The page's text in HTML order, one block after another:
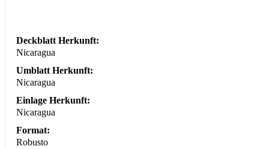
Deckblatt Herkunft:
Nicaragua
Umblatt Herkunft:
Nicaragua
Einlage Herkunft:
Nicaragua
Format:
Robusto